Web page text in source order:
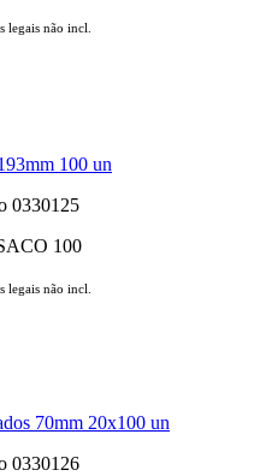
legais não incl.
100 un
0330125
100
legais não incl.
70mm 20x100 un
0330126